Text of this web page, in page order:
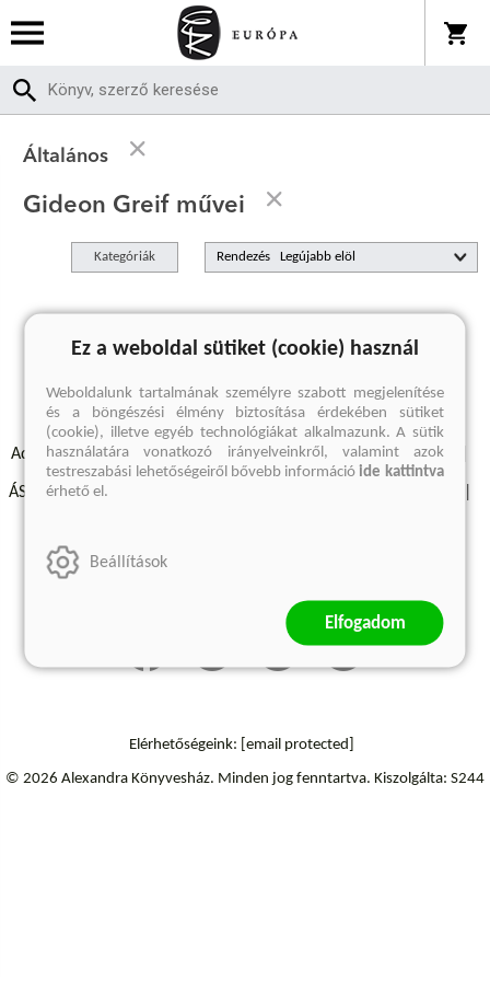
Általános
Gideon Greif művei
Kategóriák Rendezés
A keresett kifejezésre nincs találat
Adatvédelmi szabályzatok Elállási felmondási nyilatkozat
ÁSZF - Vásárlási feltételek
Szállítási információk
Elérhetőségeink: [email protected]
© 2026 Alexandra Könyvesház. Minden jog fenntartva. Kiszolgálta: S244
Ez a weboldal sütiket (cookie) használ
Weboldalunk tartalmának személyre szabott megjelenítése
és a böngészési élmény biztosítása érdekében sütiket
(cookie), illetve egyéb technológiákat alkalmazunk. A sütik
használatára vonatkozó irányelveinkről, valamint azok
testreszabási lehetőségeiről bővebb információide kattintva
érhető el.
Beállítások
Elfogadom